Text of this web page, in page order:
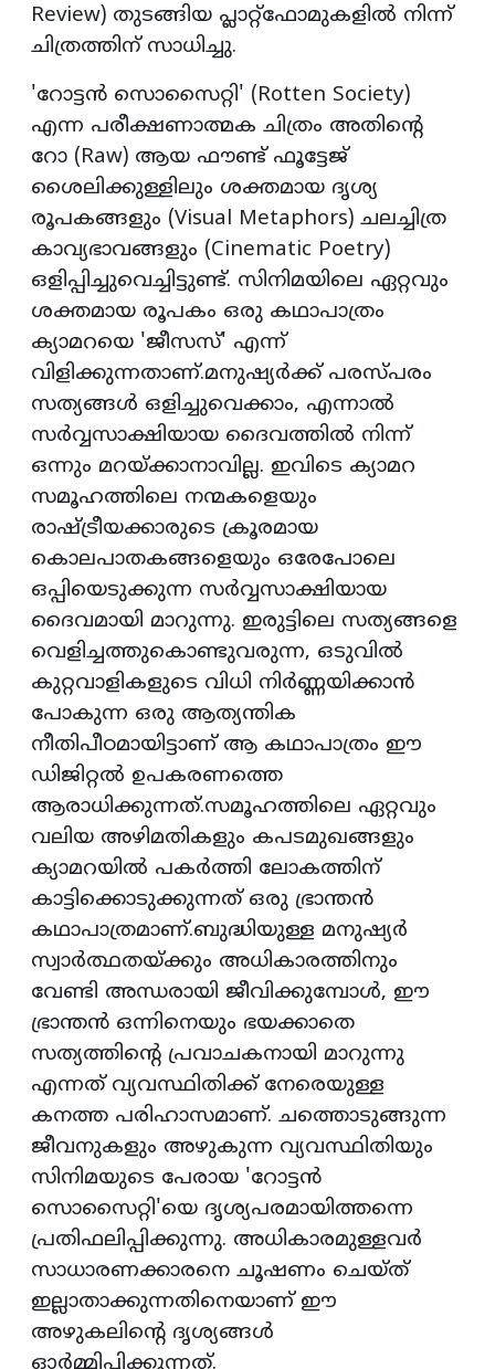
Review) തുടങ്ങിയ പ്ലാറ്റ്ഫോമുകളില്‍ നിന്ന്
ചിത്രത്തിന് സാധിച്ചു.
'റോട്ടന്‍ സൊസൈറ്റി' (Rotten Society)
എന്ന പരീക്ഷണാത്മക ചിത്രം അതിന്റെ
റോ (Raw) ആയ ഫൗണ്ട് ഫൂട്ടേജ്
ശൈലിക്കുള്ളിലും ശക്തമായ ദൃശ്യ
രൂപകങ്ങളും (Visual Metaphors) ചലച്ചിത്ര
കാവ്യഭാവങ്ങളും (Cinematic Poetry)
ഒളിപ്പിച്ചുവെച്ചിട്ടുണ്ട്. സിനിമയിലെ ഏറ്റവും
ശക്തമായ രൂപകം ഒരു കഥാപാത്രം
ക്യാമറയെ 'ജീസസ്' എന്ന്
വിളിക്കുന്നതാണ്.മനുഷ്യര്‍ക്ക് പരസ്പരം
സത്യങ്ങള്‍ ഒളിച്ചുവെക്കാം, എന്നാല്‍
സര്‍വ്വസാക്ഷിയായ ദൈവത്തില്‍ നിന്ന്
ഒന്നും മറയ്ക്കാനാവില്ല. ഇവിടെ ക്യാമറ
സമൂഹത്തിലെ നന്മകളെയും
രാഷ്ട്രീയക്കാരുടെ ക്രൂരമായ
കൊലപാതകങ്ങളെയും ഒരേപോലെ
ഒപ്പിയെടുക്കുന്ന സര്‍വ്വസാക്ഷിയായ
ദൈവമായി മാറുന്നു. ഇരുട്ടിലെ സത്യങ്ങളെ
വെളിച്ചത്തുകൊണ്ടുവരുന്ന, ഒടുവില്‍
കുറ്റവാളികളുടെ വിധി നിര്‍ണ്ണയിക്കാന്‍
പോകുന്ന ഒരു ആത്യന്തിക
നീതിപീഠമായിട്ടാണ് ആ കഥാപാത്രം ഈ
ഡിജിറ്റല്‍ ഉപകരണത്തെ
ആരാധിക്കുന്നത്.സമൂഹത്തിലെ ഏറ്റവും
വലിയ അഴിമതികളും കപടമുഖങ്ങളും
ക്യാമറയില്‍ പകര്‍ത്തി ലോകത്തിന്
കാട്ടിക്കൊടുക്കുന്നത് ഒരു ഭ്രാന്തന്‍
കഥാപാത്രമാണ്.ബുദ്ധിയുള്ള മനുഷ്യര്‍
സ്വാര്‍ത്ഥതയ്ക്കും അധികാരത്തിനും
വേണ്ടി അന്ധരായി ജീവിക്കുമ്പോള്‍, ഈ
ഭ്രാന്തന്‍ ഒന്നിനെയും ഭയക്കാതെ
സത്യത്തിന്റെ പ്രവാചകനായി മാറുന്നു
എന്നത് വ്യവസ്ഥിതിക്ക് നേരെയുള്ള
കനത്ത പരിഹാസമാണ്. ചത്തൊടുങ്ങുന്ന
ജീവനുകളും അഴുകുന്ന വ്യവസ്ഥിതിയും
സിനിമയുടെ പേരായ 'റോട്ടന്‍
സൊസൈറ്റി'യെ ദൃശ്യപരമായിത്തന്നെ
പ്രതിഫലിപ്പിക്കുന്നു. അധികാരമുള്ളവര്‍
സാധാരണക്കാരനെ ചൂഷണം ചെയ്ത്
ഇല്ലാതാക്കുന്നതിനെയാണ് ഈ
അഴുകലിന്റെ ദൃശ്യങ്ങള്‍